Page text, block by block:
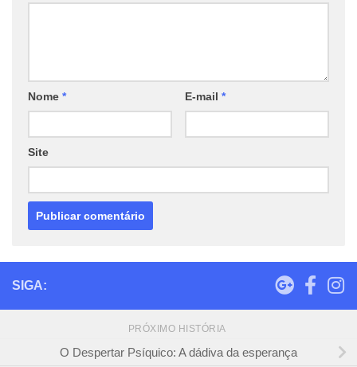
Nome * E-mail *
Site
SIGA:
PRÓXIMO HISTÓRIA
O Despertar Psíquico: A dádiva da esperança